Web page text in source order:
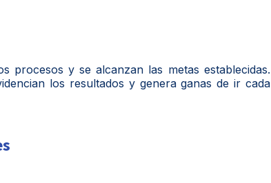
procesos y se alcanzan las metas establecidas.
los resultados y genera ganas de ir cada